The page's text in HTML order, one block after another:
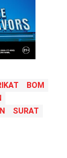
BOM
SURAT